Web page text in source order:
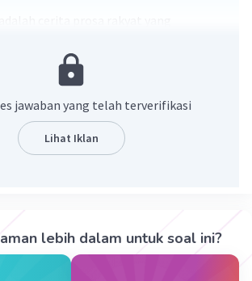
asli dan pernah benar-benar terjadi.
Iklan
Level 72
adalah cerita prosa rakyat yang
oleh pemilik cerita sebagai suatu
asli dan pernah benar-benar terjadi
jawaban yang telah terverifikasi
Lihat Iklan
lebih dalam untuk soal ini?